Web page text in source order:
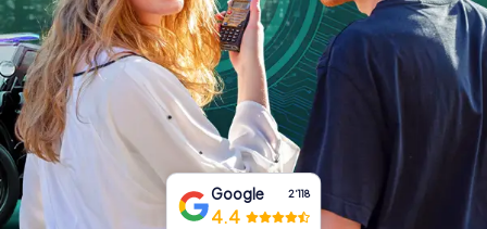
Tickets buchen
Gutscheine bestellen
Google 2‘118
4.4